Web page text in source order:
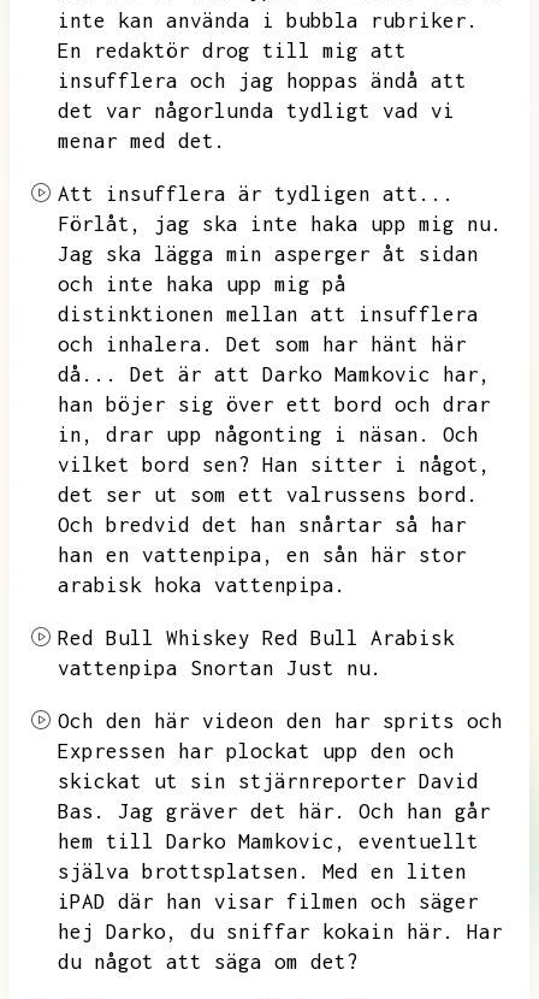
inte kan använda i bubbla rubriker.
En redaktör drog till mig att
insufflera och jag hoppas ändå att
det var någorlunda tydligt vad vi
menar med det.
Att insufflera är tydligen att...
Förlåt,
jag ska inte haka upp mig nu.
Jag ska lägga min asperger åt sidan
och inte haka upp mig på
distinktionen mellan att insufflera
och inhalera.
Det som har hänt här
då...
Det är att Darko Mamkovic har,
han böjer sig över ett bord och drar
in,
drar upp någonting i näsan.
Och
vilket bord sen? Han sitter i något,
det ser ut som ett valrussens bord.
Och bredvid det han snårtar så har
han en vattenpipa,
en sån här stor
arabisk hoka vattenpipa.
Red Bull Whiskey Red Bull Arabisk
vattenpipa Snortan Just nu.
Och den här videon den har sprits och
Expressen har plockat upp den och
skickat ut sin stjärnreporter David
Bas.
Jag gräver det här.
Och han går
hem till Darko Mamkovic,
eventuellt
själva brottsplatsen.
Med en liten
iPAD där han visar filmen och säger
hej Darko,
du sniffar kokain här.
Har
du något att säga om det?